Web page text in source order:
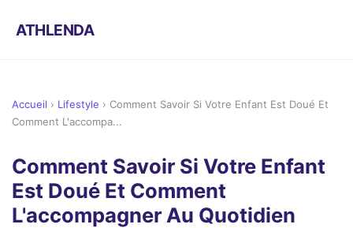
ATHLENDA
Accueil › Lifestyle › Comment Savoir Si Votre Enfant Est Doué Et
Comment L'accompa...
Comment Savoir Si Votre Enfant
Est Doué Et Comment
L'accompagner Au Quotidien